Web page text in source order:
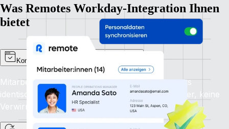
Was Remotes Workday‑Integration Ihnen
bietet
Konsistente Daten für HR und Payroll
Mitarbeiter:innen aus HR und Payroll haben stets
identische Daten zur Verfügung. Kein Hin und Her, keine
Verwirrungen.